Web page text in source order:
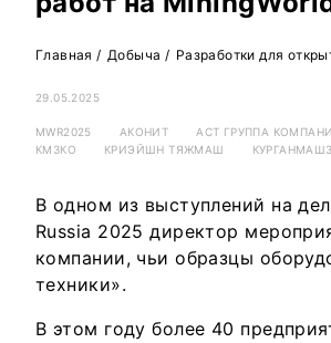
Главная / Добыча / Разработки для
29.05.2025
MWR2025 АКОНИТ АСТ ГРУППА
КМЗКО
КРИЭЙШН ТЯЖМАШ
В одном из выступлений на
Russia 2025 директор
компании, чьи образцы
техники».
В этом году более 40